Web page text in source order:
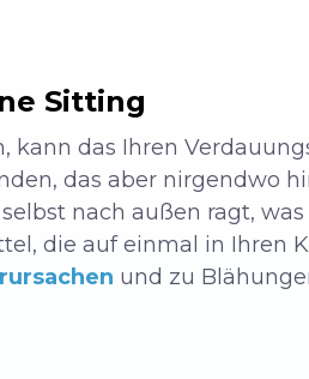
Sitting
kann das Ihren
das aber nirgendwo
nach außen ragt,
die auf einmal in Ihren
und zu